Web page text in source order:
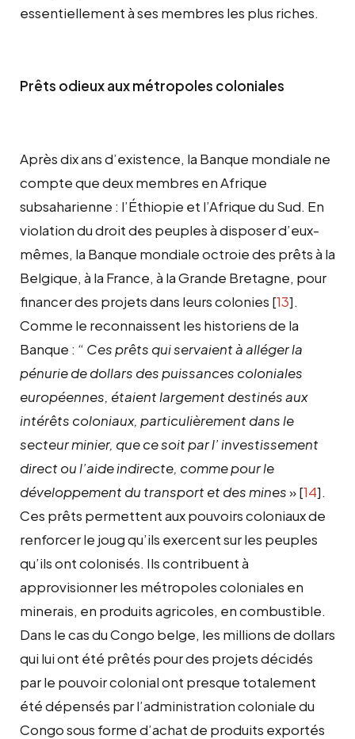
essentiellement à ses membres les plus riches.
Prêts odieux aux métropoles coloniales
Après dix ans d’existence, la Banque mondiale ne
compte que deux membres en Afrique
subsaharienne : l’Éthiopie et l’Afrique du Sud. En
violation du droit des peuples à disposer d’eux-
mêmes, la Banque mondiale octroie des prêts à la
Belgique, à la France, à la Grande Bretagne, pour
financer des projets dans leurs colonies [13].
Comme le reconnaissent les historiens de la
Banque : “ Ces prêts qui servaient à alléger la
pénurie de dollars des puissances coloniales
européennes, étaient largement destinés aux
intérêts coloniaux, particulièrement dans le
secteur minier, que ce soit par l’ investissement
direct ou l’aide indirecte, comme pour le
développement du transport et des mines»[14].
Ces prêts permettent aux pouvoirs coloniaux de
renforcer le joug qu’ils exercent sur les peuples
qu’ils ont colonisés. Ils contribuent à
approvisionner les métropoles coloniales en
minerais, en produits agricoles, en combustible.
Dans le cas du Congo belge, les millions de dollars
qui lui ont été prêtés pour des projets décidés
par le pouvoir colonial ont presque totalement
été dépensés par l’administration coloniale du
Congo sous forme d’achat de produits exportés